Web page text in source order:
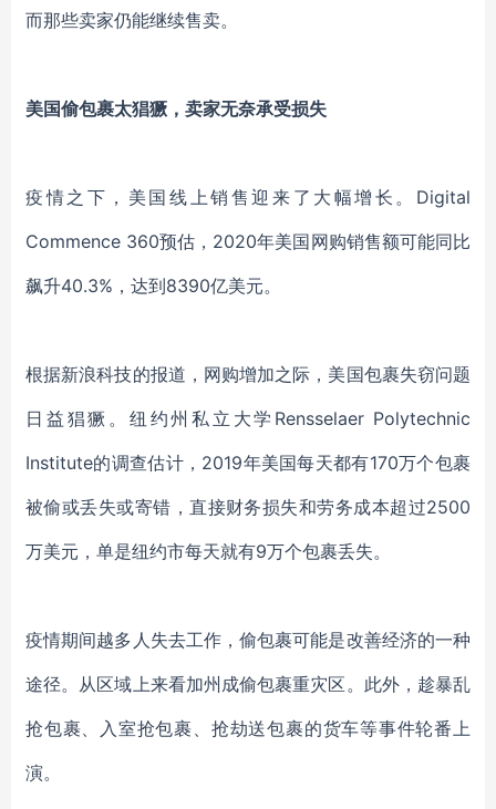
而那些卖家仍能继续售卖。
美国偷包裹太猖獗，卖家无奈承受损失
疫情之下，美国线上销售迎来了大幅增长。 Digital
Commence 360预估，2020年美国网购销售额可能同比
飙升40.3%，达到8390亿美元。
根据新浪科技的报道，网购增加之际，美国包裹失窃问题
日益猖獗。纽约州私立大学 Rensselaer Polytechnic
Institute的调查估计，2019年美国每天都有170万个包裹
被偷或丢失或寄错，直接财务损失和劳务成本超过2500
万美元，单是纽约市每天就有9万个包裹丢失。
疫情期间越多人失去工作，偷包裹可能是改善经济的一种
途径。从区域上来看加州成偷包裹重灾区。此外，趁暴乱
抢包裹、入室抢包裹、抢劫送包裹的货车等事件轮番上
演。